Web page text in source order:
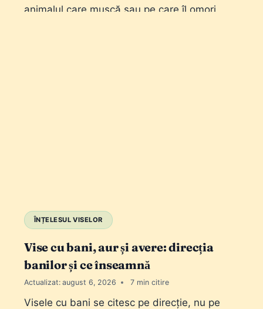
animalul care mușcă sau pe care îl omori
ÎNȚELESUL VISELOR
Vise cu bani, aur și avere: direcția
banilor și ce înseamnă
Actualizat: august 6, 2026 7
Visele cu bani se citesc pe direcție, nu pe